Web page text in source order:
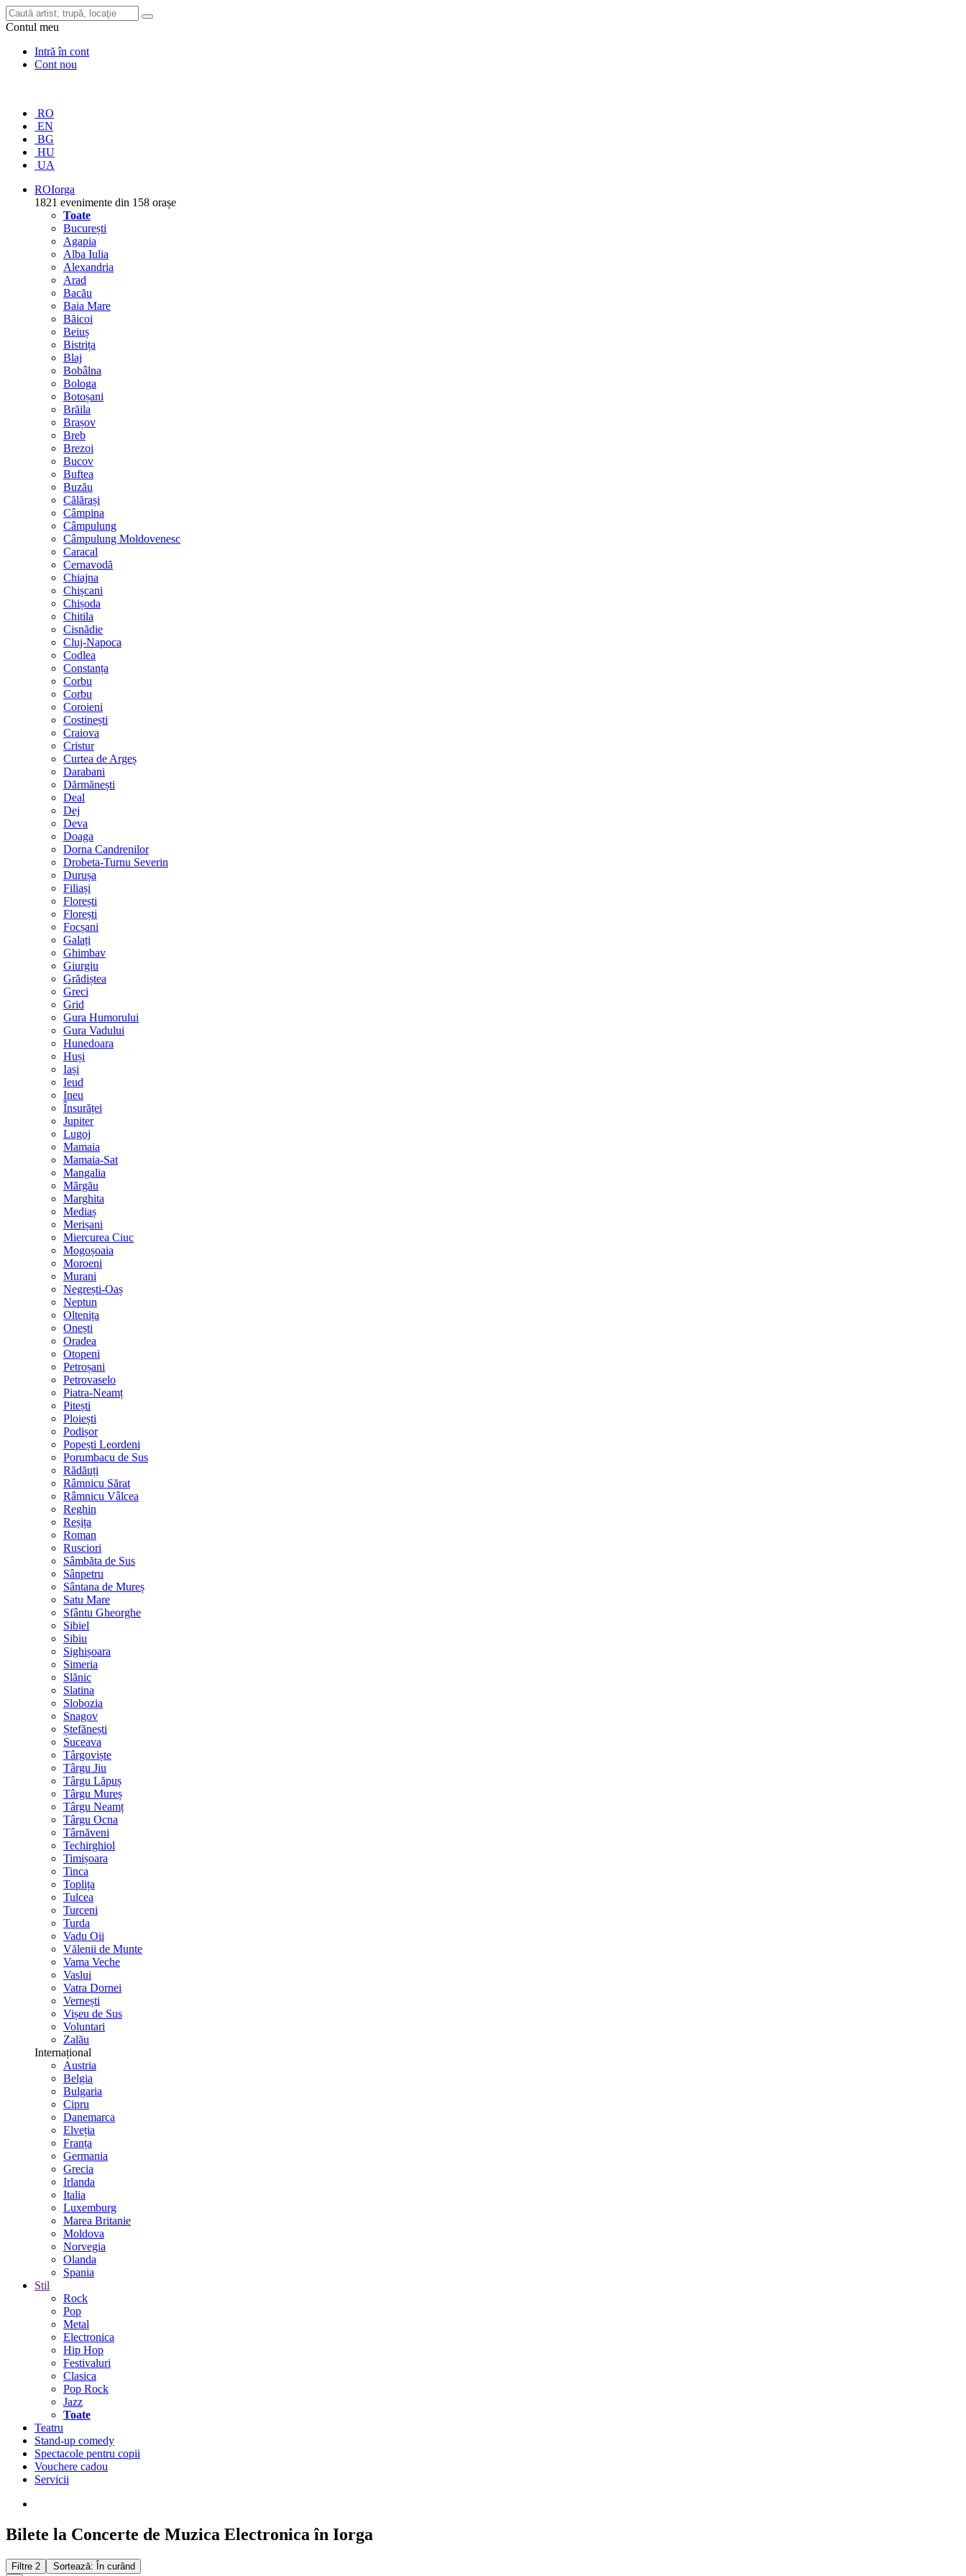
Contul meu
Intră în cont
Cont nou
RO
EN
BG
HU
UA
ROIorga
1821 evenimente din 158 orașe
Toate
București
Agapia
Alba Iulia
Alexandria
Arad
Bacău
Baia Mare
Băicoi
Beiuș
Bistrița
Blaj
Bobâlna
Bologa
Botoșani
Brăila
Brașov
Breb
Brezoi
Bucov
Buftea
Buzău
Călărași
Câmpina
Câmpulung
Câmpulung Moldovenesc
Caracal
Cernavodă
Chiajna
Chișcani
Chișoda
Chitila
Cisnădie
Cluj-Napoca
Codlea
Constanța
Corbu
Corbu
Coroieni
Costinești
Craiova
Cristur
Curtea de Argeș
Darabani
Dărmănești
Deal
Dej
Deva
Doaga
Dorna Candrenilor
Drobeta-Turnu Severin
Durușa
Filiași
Florești
Florești
Focșani
Galați
Ghimbav
Giurgiu
Grădiștea
Greci
Grid
Gura Humorului
Gura Vadului
Hunedoara
Huși
Iași
Ieud
Ineu
Însurăței
Jupiter
Lugoj
Mamaia
Mamaia-Sat
Mangalia
Mărgău
Marghita
Mediaș
Merișani
Miercurea Ciuc
Mogoșoaia
Moroeni
Murani
Negrești-Oaș
Neptun
Oltenița
Onești
Oradea
Otopeni
Petroșani
Petrovaselo
Piatra-Neamț
Pitești
Ploiești
Podișor
Popești Leordeni
Porumbacu de Sus
Rădăuți
Râmnicu Sărat
Râmnicu Vâlcea
Reghin
Reșița
Roman
Rusciori
Sâmbăta de Sus
Sânpetru
Sântana de Mureș
Satu Mare
Sfântu Gheorghe
Sibiel
Sibiu
Sighișoara
Simeria
Slănic
Slatina
Slobozia
Snagov
Ștefănești
Suceava
Târgoviște
Târgu Jiu
Târgu Lăpuș
Târgu Mureș
Târgu Neamț
Târgu Ocna
Târnăveni
Techirghiol
Timișoara
Tinca
Toplița
Tulcea
Turceni
Turda
Vadu Oii
Vălenii de Munte
Vama Veche
Vaslui
Vatra Dornei
Vernești
Vișeu de Sus
Voluntari
Zalău
Internațional
Austria
Belgia
Bulgaria
Cipru
Danemarca
Elveția
Franța
Germania
Grecia
Irlanda
Italia
Luxemburg
Marea Britanie
Moldova
Norvegia
Olanda
Spania
Stil
Rock
Pop
Metal
Electronica
Hip Hop
Festivaluri
Clasica
Pop Rock
Jazz
Toate
Teatru
Stand-up comedy
Spectacole pentru copii
Vouchere cadou
Servicii
Bilete la Concerte de Muzica Electronica în Iorga
Filtre 2
Sortează: În curând